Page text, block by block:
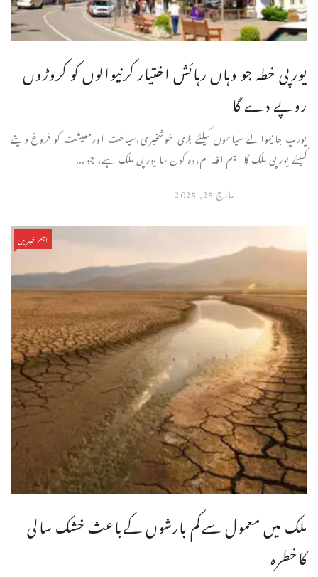
یورپی خطہ جو وہاں رہائش اختیار کرنیوالوں کو کروڑوں
روپے دے گا
یورپ جانیوالے سیاحوں کیلئے بڑی خوشخبری،سیاحت اورمعیشت کو فروغ دینے
کیلئے یورپی ملک کا اہم اقدام،وہ کون سا یورپی ملک ہے، جو ...
مارچ 25, 2025
اہم خبریں
ملک میں معمول سےکم بارشوں کےباعث خشک سالی
کاخطرہ